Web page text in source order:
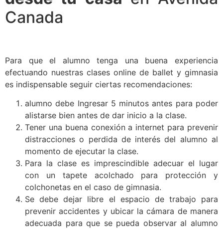
Canada
Para que el alumno tenga una buena experiencia
efectuando nuestras clases online de ballet y gimnasia
es indispensable seguir ciertas recomendaciones:
alumno debe Ingresar 5 minutos antes para poder
alistarse bien antes de dar inicio a la clase.
Tener una buena conexión a internet para prevenir
distracciones o perdida de interés del alumno al
momento de ejecutar la clase.
Para la clase es imprescindible adecuar el lugar
con un tapete acolchado para protección y
colchonetas en el caso de gimnasia.
Se debe dejar libre el espacio de trabajo para
prevenir accidentes y ubicar la cámara de manera
adecuada para que se pueda observar al alumno